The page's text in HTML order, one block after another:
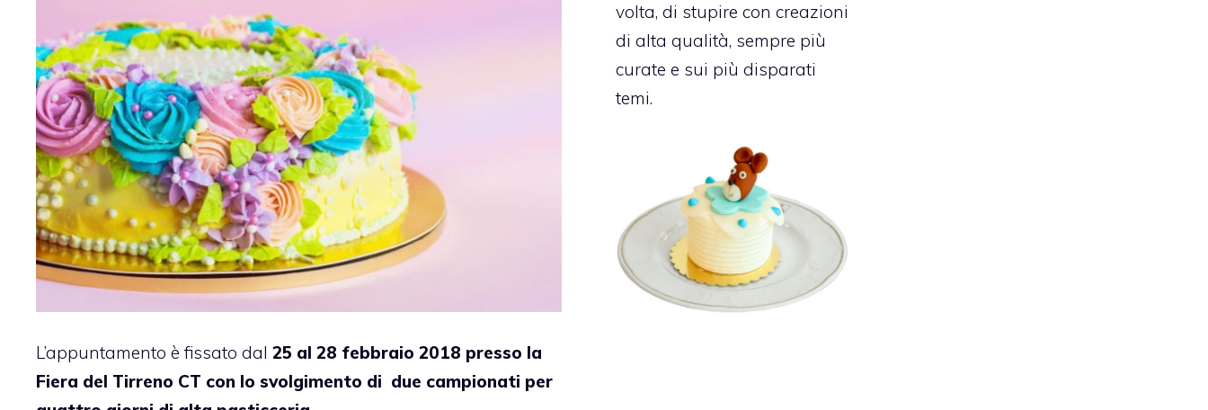
L’appuntamento è fissato dal 25 al 28 febbraio 2018 presso la
Fiera del Tirreno CT con lo svolgimento di due campionati per
volta, di stupire con creazioni
di alta qualità, sempre più
curate e sui più disparati
temi.